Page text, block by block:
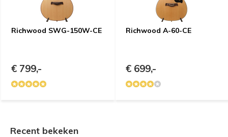
Richwood SWG-150W-CE
€ 799,-
Richwood A-60-CE
€ 699,-
Recent bekeken